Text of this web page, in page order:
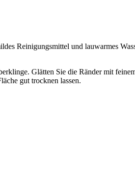
Reinigungsmittel und lauwarmes
Glätten Sie die Ränder mit
gut trocknen lassen.